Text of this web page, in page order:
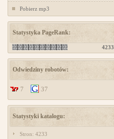
Pobierz mp3
Statystyka PageRank:
4233
Odwiedziny robotów:
7 37
Statystyki katalogu:
Stron: 4233